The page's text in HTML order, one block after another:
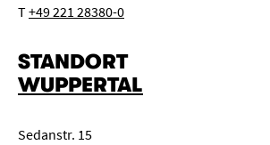
T+49 221 28380-0
STANDORT
WUPPERTAL
Sedanstr. 15